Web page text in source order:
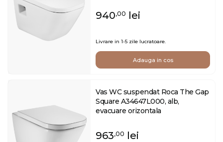
940,00 lei
Livrare in 1-5 zile lucratoare.
Adauga in cos
Vas WC suspendat Roca The Gap
Square A34647L000, alb,
evacuare orizontala
963,00 lei